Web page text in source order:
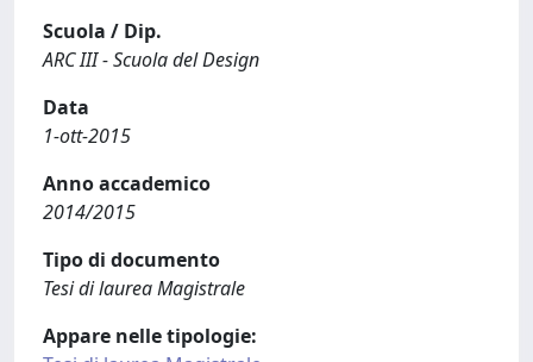
Scuola / Dip.
ARC III - Scuola del Design
Data
1-ott-2015
Anno accademico
2014/2015
Tipo di documento
Tesi di laurea Magistrale
Appare nelle tipologie: